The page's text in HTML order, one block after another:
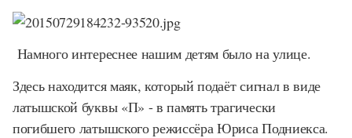
Намного интереснее нашим детям было на улице.
Здесь находится маяк, который подаёт сигнал в виде
латышской буквы «П» - в память трагически
погибшего латышского режиссёра Юриса Подниекса.